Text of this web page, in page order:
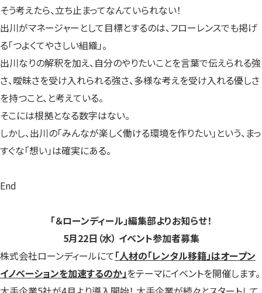
そう考えたら、立ち止まってなんていられない！
出川がマネージャーとして目標とするのは、フローレンスでも掲げ
る「つよくてやさしい組織」。
出川なりの解釈を加え、自分のやりたいことを言葉で伝えられる強
さ、曖昧さを受け入れられる強さ、多様な考えを受け入れる優しさ
を持つこと、と考えている。
そこには根拠となる数字はない。
しかし、出川の「みんなが楽しく働ける環境を作りたい」という、まっ
すぐな「想い」は確実にある。
End
「＆ローンディール」編集部よりお知らせ！
5月22日（水） イベント参加者募集
株式会社ローンディールにて「人材の「レンタル移籍」はオープン
イノベーションを加速するのか」をテーマにイベントを開催します。